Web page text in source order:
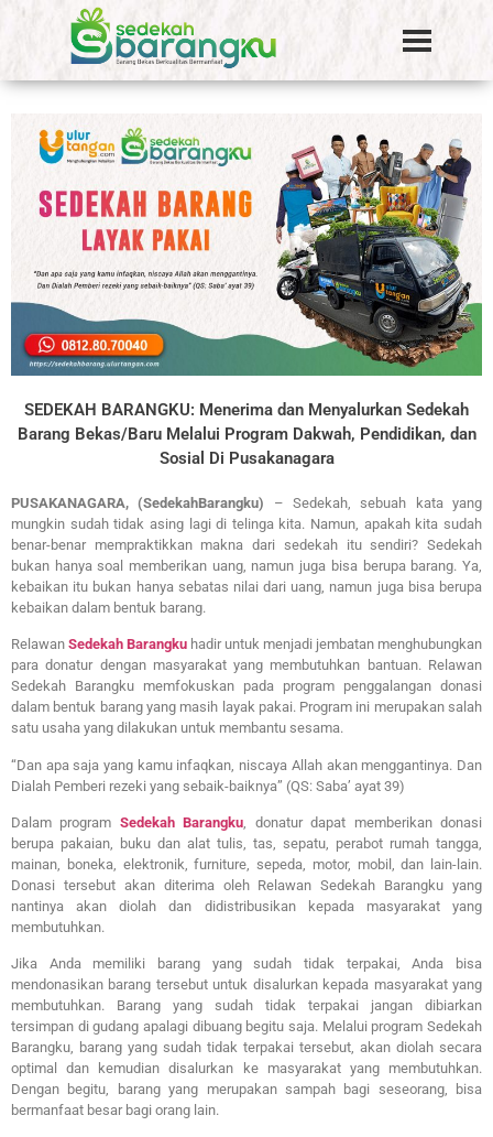
SEDEKAH BARANGKU: Menerima dan Menyalurkan Sedekah
Barang Bekas/Baru Melalui Program Dakwah, Pendidikan, dan
Sosial Di Pusakanagara
PUSAKANAGARA, (SedekahBarangku) – Sedekah, sebuah kata yang
mungkin sudah tidak asing lagi di telinga kita. Namun, apakah kita sudah
benar-benar mempraktikkan makna dari sedekah itu sendiri? Sedekah
bukan hanya soal memberikan uang, namun juga bisa berupa barang. Ya,
kebaikan itu bukan hanya sebatas nilai dari uang, namun juga bisa berupa
kebaikan dalam bentuk barang.
Relawan Sedekah Barangku hadir untuk menjadi jembatan menghubungkan
para donatur dengan masyarakat yang membutuhkan bantuan. Relawan
Sedekah Barangku memfokuskan pada program penggalangan donasi
dalam bentuk barang yang masih layak pakai. Program ini merupakan salah
satu usaha yang dilakukan untuk membantu sesama.
“Dan apa saja yang kamu infaqkan, niscaya Allah akan menggantinya. Dan
Dialah Pemberi rezeki yang sebaik-baiknya” (QS: Saba’ ayat 39)
Dalam program Sedekah Barangku, donatur dapat memberikan donasi
berupa pakaian, buku dan alat tulis, tas, sepatu, perabot rumah tangga,
mainan, boneka, elektronik, furniture, sepeda, motor, mobil, dan lain-lain.
Donasi tersebut akan diterima oleh Relawan Sedekah Barangku yang
nantinya akan diolah dan didistribusikan kepada masyarakat yang
membutuhkan.
Jika Anda memiliki barang yang sudah tidak terpakai, Anda bisa
mendonasikan barang tersebut untuk disalurkan kepada masyarakat yang
membutuhkan. Barang yang sudah tidak terpakai jangan dibiarkan
tersimpan di gudang apalagi dibuang begitu saja. Melalui program Sedekah
Barangku, barang yang sudah tidak terpakai tersebut, akan diolah secara
optimal dan kemudian disalurkan ke masyarakat yang membutuhkan.
Dengan begitu, barang yang merupakan sampah bagi seseorang, bisa
bermanfaat besar bagi orang lain.